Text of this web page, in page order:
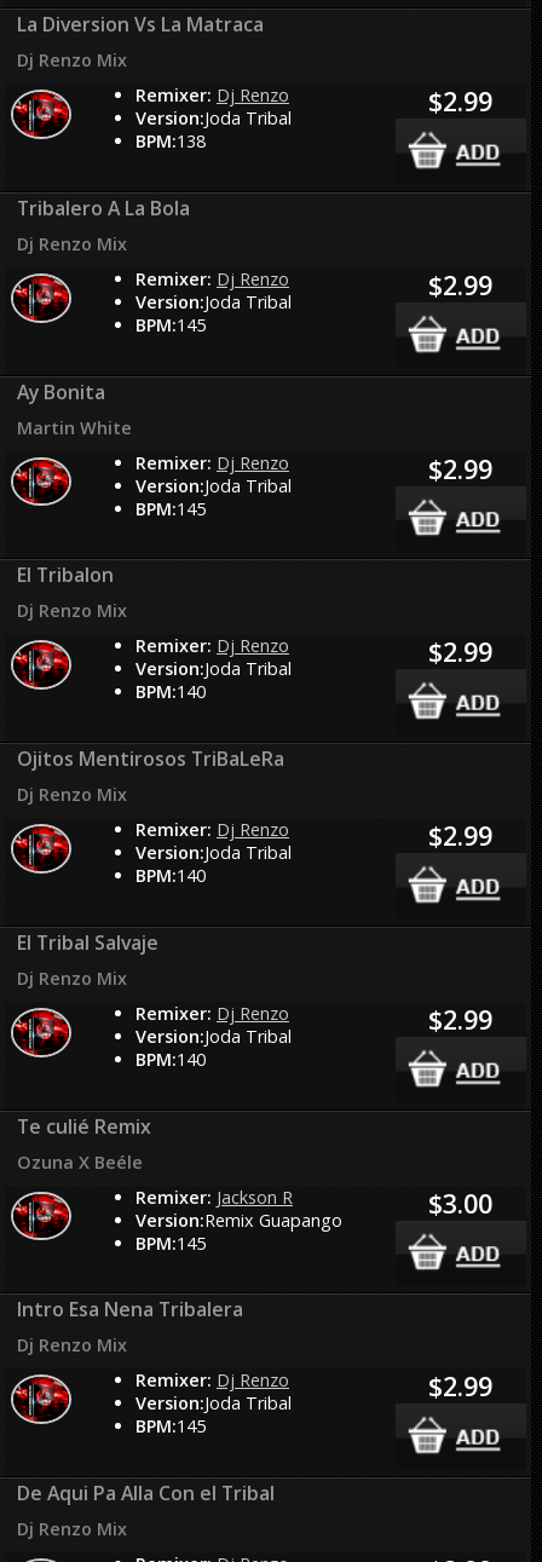
La Diversion Vs La Matraca
Dj Renzo Mix
Remixer: Dj Renzo
Version:Joda Tribal
BPM:138
$2.99
Tribalero A La Bola
Dj Renzo Mix
Remixer: Dj Renzo
Version:Joda Tribal
BPM:145
$2.99
Ay Bonita
Martin White
Remixer: Dj Renzo
Version:Joda Tribal
BPM:145
$2.99
El Tribalon
Dj Renzo Mix
Remixer: Dj Renzo
Version:Joda Tribal
BPM:140
$2.99
Ojitos Mentirosos TriBaLeRa
Dj Renzo Mix
Remixer: Dj Renzo
Version:Joda Tribal
BPM:140
$2.99
El Tribal Salvaje
Dj Renzo Mix
Remixer: Dj Renzo
Version:Joda Tribal
BPM:140
$2.99
Te culié Remix
Ozuna X Beéle
Remixer: Jackson R
Version:Remix Guapango
BPM:145
$3.00
Intro Esa Nena Tribalera
Dj Renzo Mix
Remixer: Dj Renzo
Version:Joda Tribal
BPM:145
$2.99
De Aqui Pa Alla Con el Tribal
Dj Renzo Mix